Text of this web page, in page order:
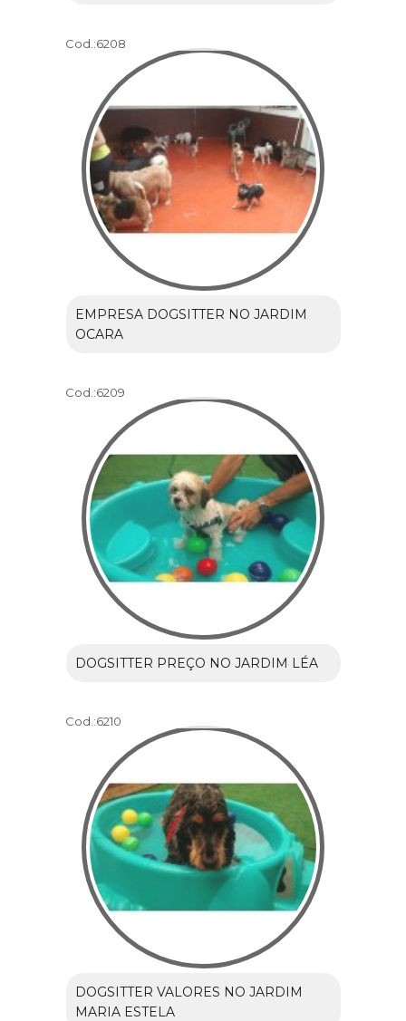
Cod.:6208
EMPRESA DOGSITTER NO JARDIM
OCARA
Cod.:6209
DOGSITTER PREÇO NO JARDIM LÉA
Cod.:6210
DOGSITTER VALORES NO JARDIM
MARIA ESTELA